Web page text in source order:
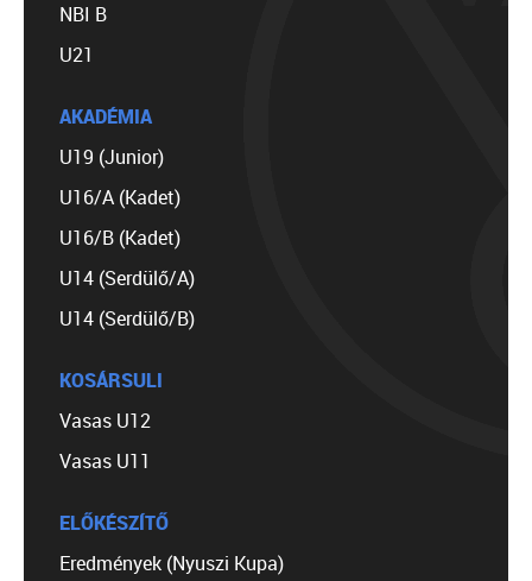
NBI B
U21
AKADÉMIA
U19 (Junior)
U16/A (Kadet)
U16/B (Kadet)
U14 (Serdülő/A)
U14 (Serdülő/B)
KOSÁRSULI
Vasas U12
Vasas U11
ELŐKÉSZÍTŐ
Eredmények (Nyuszi Kupa)